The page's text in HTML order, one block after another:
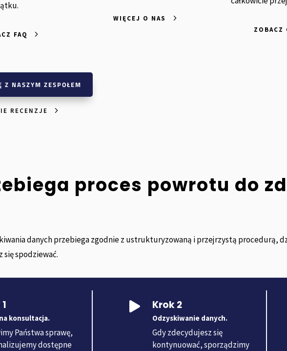
FAQ
WIĘCEJ O NAS
ZOBACZ
Z NASZYM ZESPOŁEM
RECENZJE
proces powrotu do
danych przebiega zgodnie z ustrukturyzowaną i przejrzystą procedurą,
się spodziewać.
konsultacja.
Państwa sprawę,
dostępne
 Krok 2
Odzyskiwanie danych.
Gdy zdecydujesz się
kontynuować, sporządzimy